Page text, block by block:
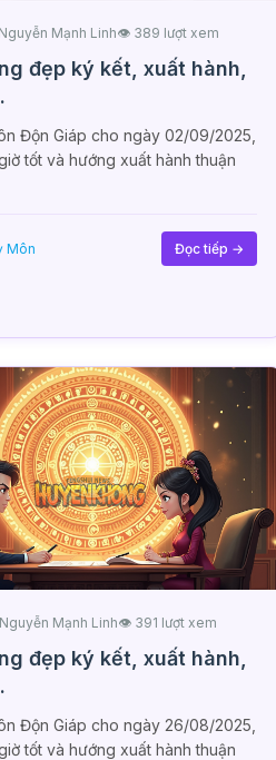
Mạnh Linh👁 389 lượt xem
đẹp ký kết, xuất hành,
Độn Giáp cho ngày 02/09/2025,
tốt và hướng xuất hành thuận
Môn Đọc tiếp →
Mạnh Linh👁 391 lượt xem
đẹp ký kết, xuất hành,
Độn Giáp cho ngày 26/08/2025,
tốt và hướng xuất hành thuận